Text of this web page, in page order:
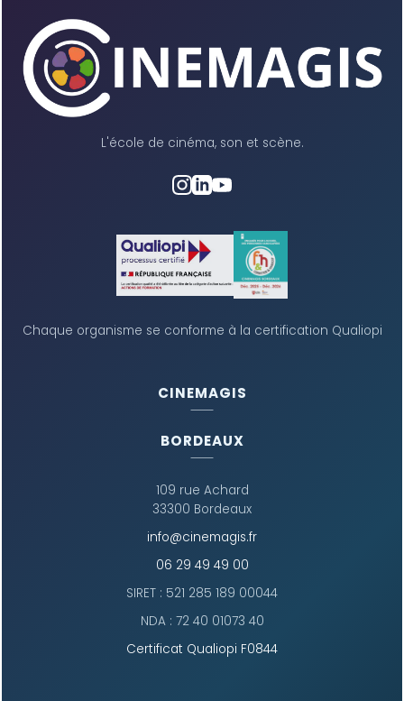
L'école de cinéma, son et scène.
Chaque organisme se conforme à la certification Qualiopi
CINEMAGIS
BORDEAUX
109 rue Achard
33300 Bordeaux
info@cinemagis.fr
06 29 49 49 00
SIRET : 521 285 189 00044
NDA : 72 40 01073 40
Certificat Qualiopi F0844